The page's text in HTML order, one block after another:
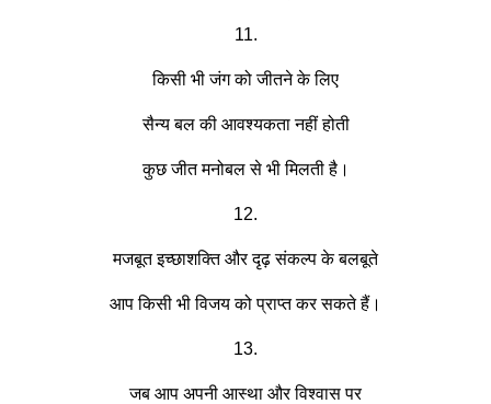
11.
किसी भी जंग को जीतने के लिए
सैन्य बल की आवश्यकता नहीं होती
कुछ जीत मनोबल से भी मिलती है।
12.
मजबूत इच्छाशक्ति और दृढ़ संकल्प के बलबूते
आप किसी भी विजय को प्राप्त कर सकते हैं।
13.
जब आप अपनी आस्था और विश्वास पर